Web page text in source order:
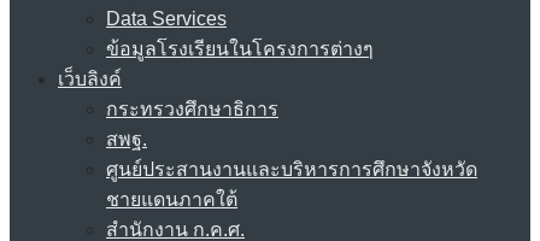
Data Services
ข้อมูลโรงเรียนในโครงการต่างๆ
เว็บลิงค์
กระทรวงศึกษาธิการ
สพฐ.
ศูนย์ประสานงานและบริหารการศึกษาจังหวัด
ชายแดนภาคใต้
สำนักงาน ก.ค.ศ.